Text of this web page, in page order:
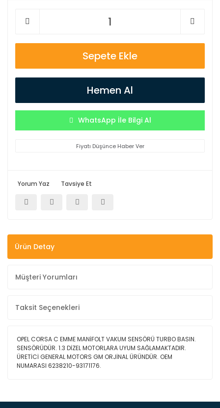
Sepete Ekle
Hemen Al
WhatsApp İle Bilgi Al
Fiyatı Düşünce Haber Ver
Yorum Yaz Tavsiye Et
Ürün Detay
Müşteri Yorumları
Taksit Seçenekleri
OPEL CORSA C EMME MANİFOLT VAKUM SENSÖRÜ TURBO BASIN.
SENSÖRÜDÜR. 1.3 DİZEL MOTORLARA UYUM SAĞLAMAKTADIR.
ÜRETİCİ GENERAL MOTORS GM ORJİNAL ÜRÜNDÜR. OEM
NUMARASI 6238210-93171176.